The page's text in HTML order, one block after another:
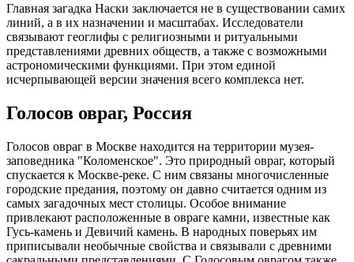
Главная загадка Наски заключается не в существовании самих
линий, а в их назначении и масштабах. Исследователи
связывают геоглифы с религиозными и ритуальными
представлениями древних обществ, а также с возможными
астрономическими функциями. При этом единой
исчерпывающей версии значения всего комплекса нет.
Голосов овраг, Россия
Голосов овраг в Москве находится на территории музея-
заповедника "Коломенское". Это природный овраг, который
спускается к Москве-реке. С ним связаны многочисленные
городские предания, поэтому он давно считается одним из
самых загадочных мест столицы. Особое внимание
привлекают расположенные в овраге камни, известные как
Гусь-камень и Девичий камень. В народных поверьях им
приписывали необычные свойства и связывали с древними